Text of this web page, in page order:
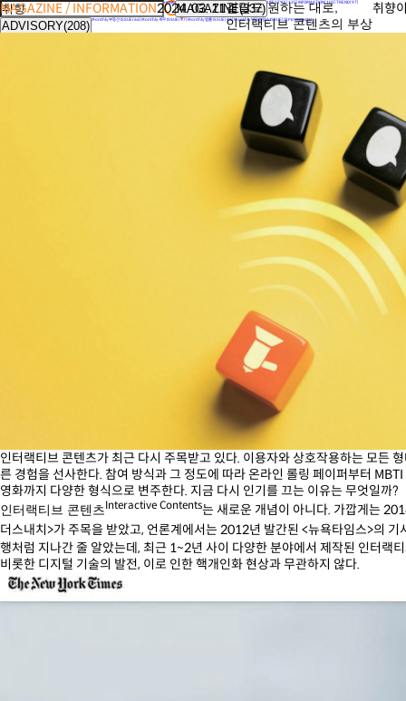
HOME MAGAZINE(337) LIFESTYLE(135) INFORMATION(105) TREND(97)
ADVISORY(208) Monthly 부동산 ISSUE(66) Monthly 세무 ISSUE(97) Monthly 법률 ISSUE(43) Monthly 방카슈랑스 ISSUE(2) PENSION(224)
MAGAZINE / INFORMATION2024. 03. 11결말도 원하는 대로,
인터랙티브 콘텐츠의 부상
취향
인터랙티브 콘텐츠가 최근 다시 주목받고 있다. 이용자와 상호작용하는 모든
른 경험을 선사한다. 참여 방식과 그 정도에 따라 온라인 롤링 페이퍼부터
영화까지 다양한 형식으로 변주한다. 지금 다시 인기를 끄는 이유는 무엇일까?
인터랙티브 콘텐츠Interactive Contents는 새로운 개념이 아니다. 가깝게는
더스내치>가 주목을 받았고, 언론계에서는 2012년 발간된 <뉴욕타임스>의 기
행처럼 지나간 줄 알았는데, 최근 1~2년 사이 다양한 분야에서 제작된 인터랙
비롯한 디지털 기술의 발전, 이로 인한 핵개인화 현상과 무관하지 않다.